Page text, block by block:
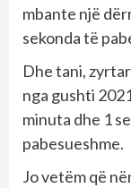
mbante një
sekonda të
Dhe tani,
nga gushti
minuta dhe 1
pabesueshme.
Jo vetëm që